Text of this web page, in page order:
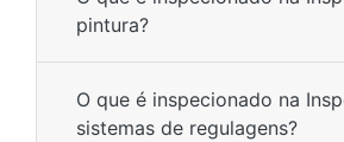
pintura?
O que é inspecionado na
sistemas de regulagens?